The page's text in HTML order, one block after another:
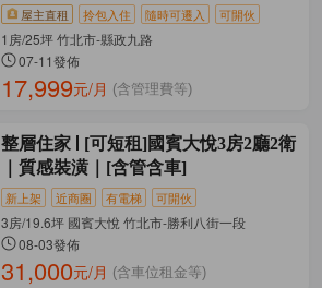
屋主直租 拎包入住 隨時可遷入 可開伙
1房/25坪 竹北市-縣政九路
07-11發佈
17,999元/月 (含管理費等)
整層住家
[可短租]國賓大悅3房2廳2衛
｜質感裝潢｜[含管含車]
新上架 近商圈 有電梯 可開伙
3房/19.6坪 國賓大悅 竹北市-勝利八街一段
08-03發佈
31,000元/月 (含車位租金等)